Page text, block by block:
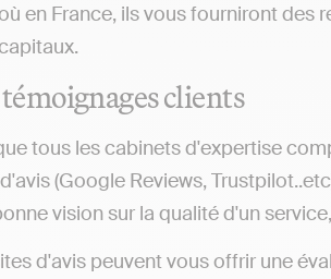
en France, ils vous fourniront des
clients
tous les cabinets d'expertise
(Google Reviews,
vision sur la qualité d'un
d'avis peuvent vous offrir une